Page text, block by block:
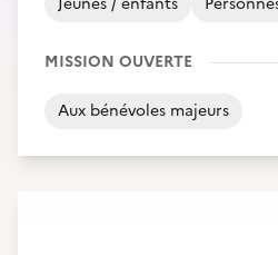
MISSION OUVERTE
Aux bénévoles majeurs